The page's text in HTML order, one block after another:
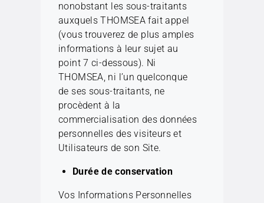
nonobstant les sous-traitants
auxquels THOMSEA fait appel
(vous trouverez de plus amples
informations à leur sujet au
point 7 ci-dessous). Ni
THOMSEA, ni l’un quelconque
de ses sous-traitants, ne
procèdent à la
commercialisation des données
personnelles des visiteurs et
Utilisateurs de son Site.
Durée de conservation
Vos Informations Personnelles